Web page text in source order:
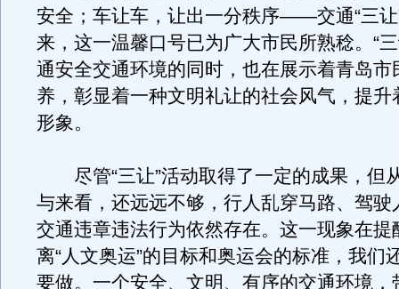
安全；车让车，让出一分秩序——交通“三让
来，这一温馨口号已为广大市民所熟稔。“
通安全交通环境的同时，也在展示着青岛市
养，彰显着一种文明礼让的社会风气，提升
形象。
尽管“三让”活动取得了一定的成果，但
与来看，还远远不够，行人乱穿马路、驾驶
交通违章违法行为依然存在。这一现象在提
离“人文奥运”的目标和奥运会的标准，我们
要做。一个安全、文明、有序的交通环境，